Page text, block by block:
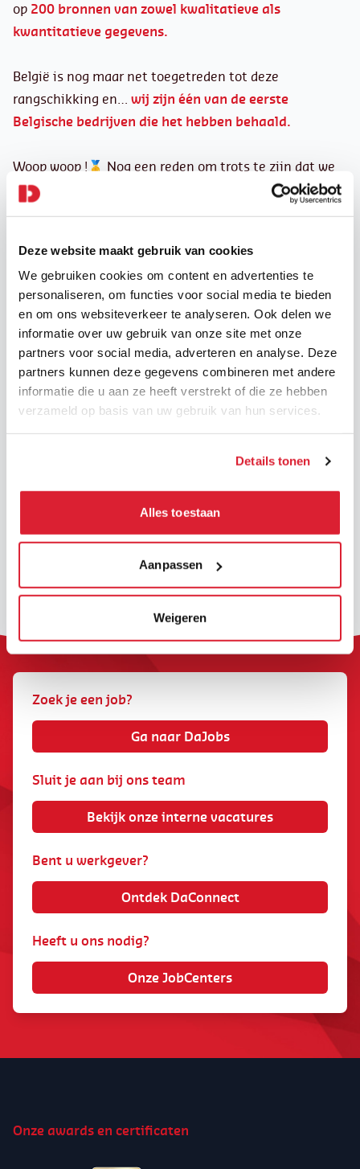
Deze website maakt gebruik van cookies
We gebruiken cookies om content en advertenties te
personaliseren, om functies voor social media te bieden
en om ons websiteverkeer te analyseren. Ook delen we
informatie over uw gebruik van onze site met onze
partners voor social media, adverteren en analyse. Deze
partners kunnen deze gegevens combineren met andere
informatie die u aan ze heeft verstrekt of die ze hebben
verzameld op basis van uw gebruik van hun services.
Details tonen
Alles toestaan
Aanpassen
Weigeren
op 200 bronnen van zowel kwalitatieve als
kwantitatieve gegevens.
België is nog maar net toegetreden tot deze
rangschikking en… wij zijn één van de eerste
Belgische bedrijven die het hebben behaald.
Woop woop !🥇 Nog een reden om trots te zijn dat we
DaJobs zijn!
Onze laatste
nieuwsberichten
Valse vacatures –
Pogingen tot fraude
Wij zijn recent op de hoogte
pogingen tot
(DaJobs, of onze
voormaligenaamDaoust)
verschillende kanalen: e-
mail, sms, sociale media en
WhatsApp.
Alle nieuwsberichten
Zoek je een job?
Ga naar DaJobs
Sluit je aan bij ons team
Bekijk onze interne vacatures
Bent u werkgever?
Ontdek DaConnect
Heeft u ons nodig?
Onze JobCenters
Onze awards en certificaten